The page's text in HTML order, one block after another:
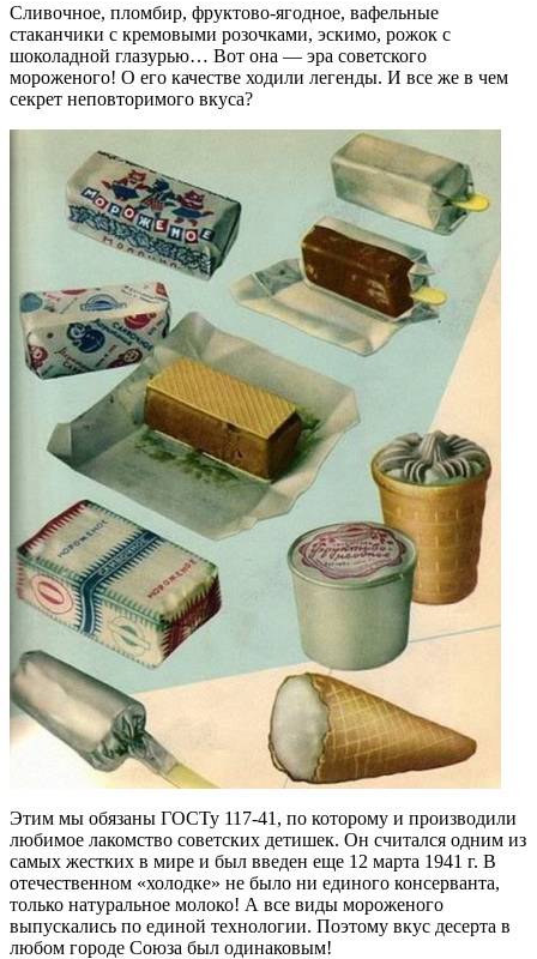
Сливочное, пломбир, фруктово-ягодное, вафельные
стаканчики с кремовыми розочками, эскимо, рожок с
шоколадной глазурью… Вот она — эра советского
мороженого! О его качестве ходили легенды. И все же в чем
секрет неповторимого вкуса?
Этим мы обязаны ГОСТу 117-41, по которому и производили
любимое лакомство советских детишек. Он считался одним из
самых жестких в мире и был введен еще 12 марта 1941 г. В
отечественном «холодке» не было ни единого консерванта,
только натуральное молоко! А все виды мороженого
выпускались по единой технологии. Поэтому вкус десерта в
любом городе Союза был одинаковым!